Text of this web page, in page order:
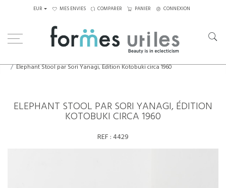
EUR MES ENVIES COMPARER PANIER CONNEXION
Elephant Stool par Sori Yanagi, Édition Kotobuki circa 1960
ELEPHANT STOOL PAR SORI YANAGI, ÉDITION
KOTOBUKI CIRCA 1960
REF :4429